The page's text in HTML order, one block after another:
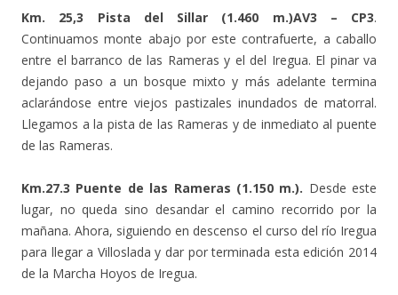
Km. 25,3 Pista del Sillar (1.460 m.)AV3 – CP3.
Continuamos monte abajo por este contrafuerte, a caballo
entre el barranco de las Rameras y el del Iregua. El pinar va
dejando paso a un bosque mixto y más adelante termina
aclarándose entre viejos pastizales inundados de matorral.
Llegamos a la pista de las Rameras y de inmediato al puente
de las Rameras.
Km.27.3 Puente de las Rameras (1.150 m.). Desde este
lugar, no queda sino desandar el camino recorrido por la
mañana. Ahora, siguiendo en descenso el curso del río Iregua
para llegar a Villoslada y dar por terminada esta edición 2014
de la Marcha Hoyos de Iregua.